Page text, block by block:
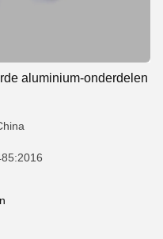
aluminium-onderdelen